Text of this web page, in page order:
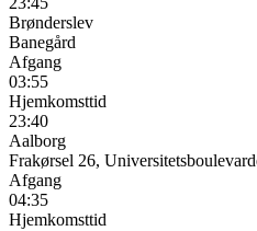
Brønderslev
Banegård
Afgang
03:55
Hjemkomsttid
23:40
Aalborg
Frakørsel 26,
Afgang
04:35
Hjemkomsttid